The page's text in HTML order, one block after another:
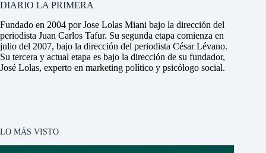
DIARIO LA PRIMERA
Fundado en 2004 por Jose Lolas Miani bajo la dirección del
periodista Juan Carlos Tafur. Su segunda etapa comienza en
julio del 2007, bajo la dirección del periodista César Lévano.
Su tercera y actual etapa es bajo la dirección de su fundador,
José Lolas, experto en marketing político y psicólogo social.
LO MÁS VISTO